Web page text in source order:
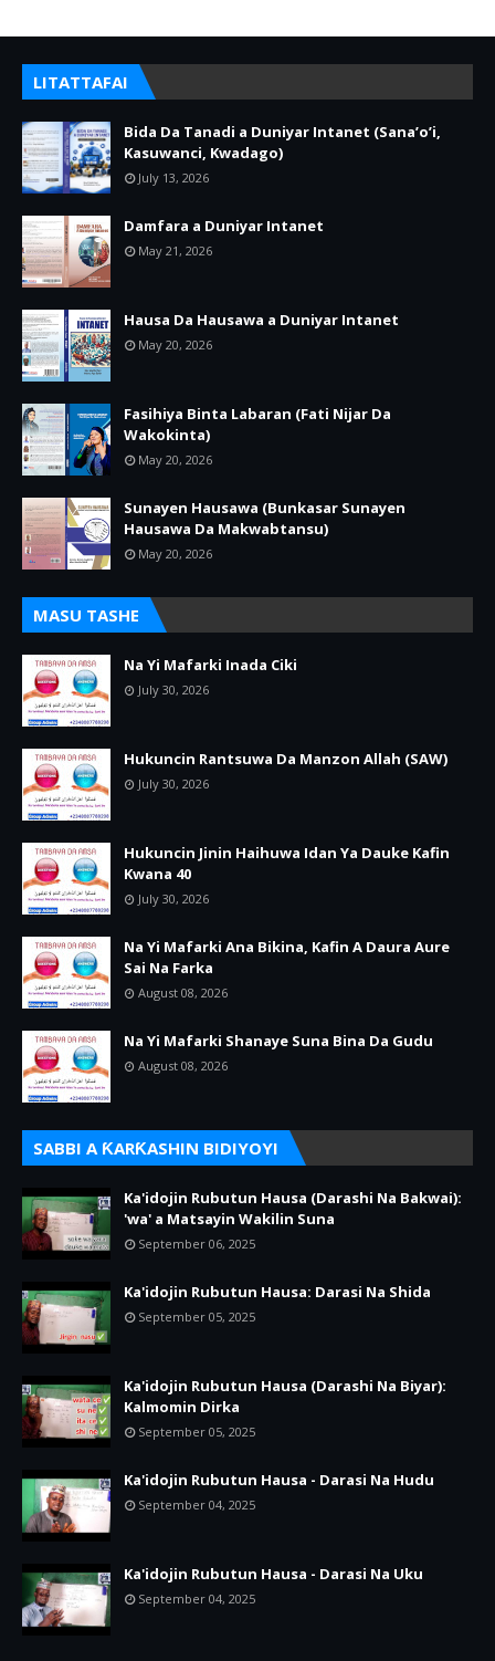
LITATTAFAI
Bida Da Tanadi a Duniyar Intanet (Sana’o’i,
Kasuwanci, Kwadago)
July 13, 2026
Damfara a Duniyar Intanet
May 21, 2026
Hausa Da Hausawa a Duniyar Intanet
May 20, 2026
Fasihiya Binta Labaran (Fati Nijar Da
Wakokinta)
May 20, 2026
Sunayen Hausawa (Bunkasar Sunayen
Hausawa Da Makwabtansu)
May 20, 2026
MASU TASHE
Na Yi Mafarki Inada Ciki
July 30, 2026
Hukuncin Rantsuwa Da Manzon Allah (SAW)
July 30, 2026
Hukuncin Jinin Haihuwa Idan Ya Dauke Kafin
Kwana 40
July 30, 2026
Na Yi Mafarki Ana Bikina, Kafin A Daura Aure
Sai Na Farka
August 08, 2026
Na Yi Mafarki Shanaye Suna Bina Da Gudu
August 08, 2026
SABBI A ƘARƘASHIN BIDIYOYI
Ka'idojin Rubutun Hausa (Darashi Na Bakwai):
'wa' a Matsayin Wakilin Suna
September 06, 2025
Ka'idojin Rubutun Hausa: Darasi Na Shida
September 05, 2025
Ka'idojin Rubutun Hausa (Darashi Na Biyar):
Kalmomin Dirka
September 05, 2025
Ka'idojin Rubutun Hausa - Darasi Na Hudu
September 04, 2025
Ka'idojin Rubutun Hausa - Darasi Na Uku
September 04, 2025